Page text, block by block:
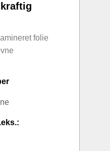
folie